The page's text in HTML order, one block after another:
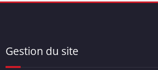
Gestion du site